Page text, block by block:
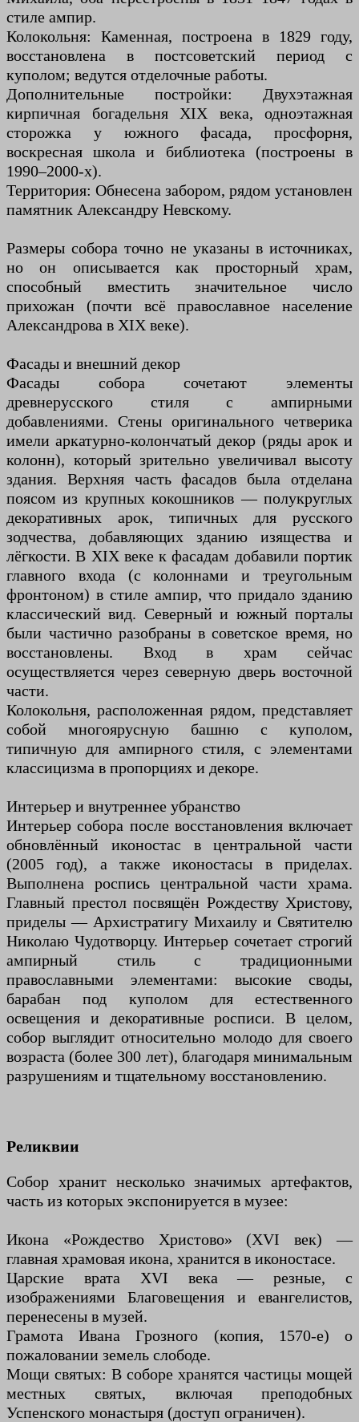
стиле ампир.
Колокольня: Каменная, построена в 1829 году,
восстановлена в постсоветский период с
куполом; ведутся отделочные работы.
Дополнительные постройки: Двухэтажная
кирпичная богадельня XIX века, одноэтажная
сторожка у южного фасада, просфорня,
воскресная школа и библиотека (построены в
1990–2000-х).
Территория: Обнесена забором, рядом установлен
памятник Александру Невскому.
Размеры собора точно не указаны в источниках,
но он описывается как просторный храм,
способный вместить значительное число
прихожан (почти всё православное население
Александрова в XIX веке).
Фасады и внешний декор
Фасады собора сочетают элементы
древнерусского стиля с ампирными
добавлениями. Стены оригинального четверика
имели аркатурно-колончатый декор (ряды арок и
колонн), который зрительно увеличивал высоту
здания. Верхняя часть фасадов была отделана
поясом из крупных кокошников — полукруглых
декоративных арок, типичных для русского
зодчества, добавляющих зданию изящества и
лёгкости. В XIX веке к фасадам добавили портик
главного входа (с колоннами и треугольным
фронтоном) в стиле ампир, что придало зданию
классический вид. Северный и южный порталы
были частично разобраны в советское время, но
восстановлены. Вход в храм сейчас
осуществляется через северную дверь восточной
части.
Колокольня, расположенная рядом, представляет
собой многоярусную башню с куполом,
типичную для ампирного стиля, с элементами
классицизма в пропорциях и декоре.
Интерьер и внутреннее убранство
Интерьер собора после восстановления включает
обновлённый иконостас в центральной части
(2005 год), а также иконостасы в приделах.
Выполнена роспись центральной части храма.
Главный престол посвящён Рождеству Христову,
приделы — Архистратигу Михаилу и Святителю
Николаю Чудотворцу. Интерьер сочетает строгий
ампирный стиль с традиционными
православными элементами: высокие своды,
барабан под куполом для естественного
освещения и декоративные росписи. В целом,
собор выглядит относительно молодо для своего
возраста (более 300 лет), благодаря минимальным
разрушениям и тщательному восстановлению.
Реликвии
Собор хранит несколько значимых артефактов,
часть из которых экспонируется в музее:
Икона «Рождество Христово» (XVI век) —
главная храмовая икона, хранится в иконостасе.
Царские врата XVI века — резные, с
изображениями Благовещения и евангелистов,
перенесены в музей.
Грамота Ивана Грозного (копия, 1570-е) о
пожаловании земель слободе.
Мощи святых: В соборе хранятся частицы мощей
местных святых, включая преподобных
Успенского монастыря (доступ ограничен).